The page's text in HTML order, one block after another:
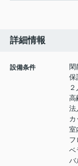
詳細情報
設備条件
保
高
法
カ
室
フ
ベ
バ